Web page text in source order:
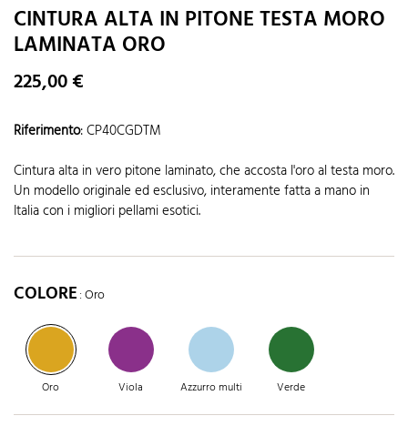
CINTURA ALTA IN PITONE TESTA MORO
LAMINATA ORO
225,00 €
Riferimento:CP40CGDTM
Cintura alta in vero pitone laminato, che accosta l'oro al testa moro.
Un modello originale ed esclusivo, interamente fatta a mano in
Italia con i migliori pellami esotici.
COLORE: Oro
Oro Viola Azzurro multi Verde